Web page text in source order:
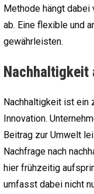
Methode hängt
ab. Eine flexible und
gewährleisten.
Nachhaltigkeit ist ein
Innovation.
Beitrag zur Umwelt
Nachfrage nach
hier frühzeitig
umfasst dabei nicht